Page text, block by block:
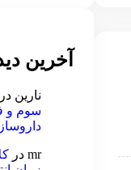
آخرین
نارین در
سوم و
mr در